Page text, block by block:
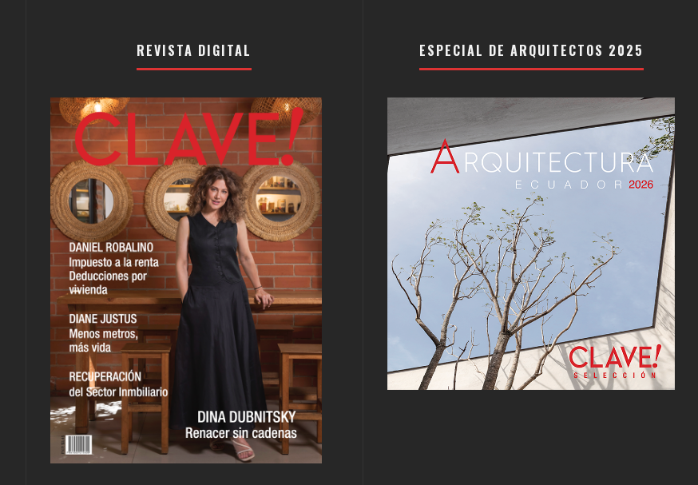
REVISTA DIGITAL ESPECIAL DE ARQUITECTOS 2025